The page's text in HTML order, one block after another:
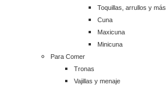
Toquillas, arrullos y más
Cuna
Maxicuna
Minicuna
Para Comer
Tronas
Vajillas y menaje